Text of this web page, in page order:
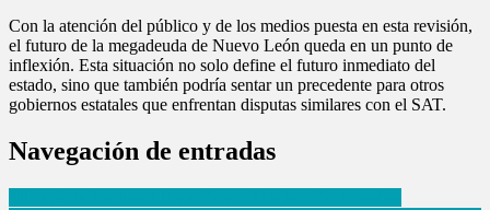
Con la atención del público y de los medios puesta en esta revisión,
el futuro de la megadeuda de Nuevo León queda en un punto de
inflexión. Esta situación no solo define el futuro inmediato del
estado, sino que también podría sentar un precedente para otros
gobiernos estatales que enfrentan disputas similares con el SAT.
Navegación de entradas